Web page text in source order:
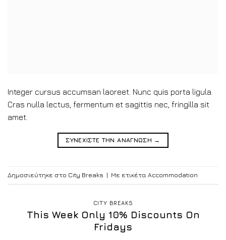
Integer cursus accumsan laoreet. Nunc quis porta ligula.
Cras nulla lectus, fermentum et sagittis nec, fringilla sit
amet.
ΣΥΝΕΧΙΣΤΕ ΤΗΝ ΑΝΑΓΝΩΣΗ →
Δημοσιεύτηκε στο City Breaks | Με ετικέτα Accommodation
CITY BREAKS
This Week Only 10% Discounts On
Fridays